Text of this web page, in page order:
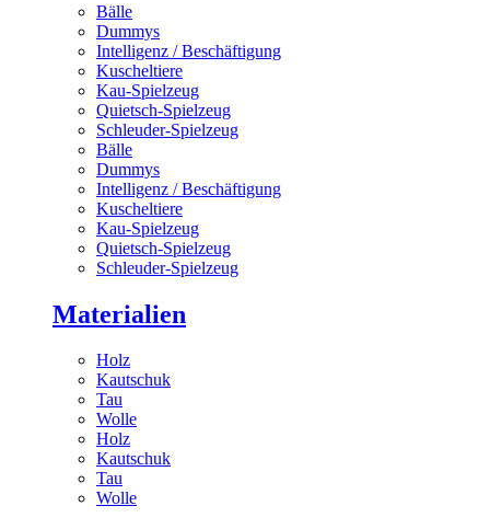
Bälle
Dummys
Intelligenz / Beschäftigung
Kuscheltiere
Kau-Spielzeug
Quietsch-Spielzeug
Schleuder-Spielzeug
Bälle
Dummys
Intelligenz / Beschäftigung
Kuscheltiere
Kau-Spielzeug
Quietsch-Spielzeug
Schleuder-Spielzeug
Materialien
Holz
Kautschuk
Tau
Wolle
Holz
Kautschuk
Tau
Wolle